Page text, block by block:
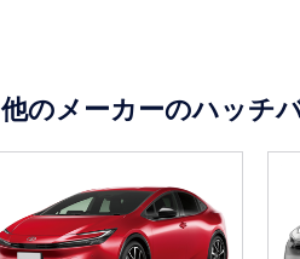
他のメーカーのハッチ